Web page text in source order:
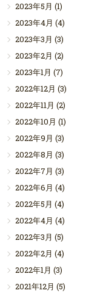
2023年5月 (1)
2023年4月 (4)
2023年3月 (3)
2023年2月 (2)
2023年1月 (7)
2022年12月 (3)
2022年11月 (2)
2022年10月 (1)
2022年9月 (3)
2022年8月 (3)
2022年7月 (3)
2022年6月 (4)
2022年5月 (4)
2022年4月 (4)
2022年3月 (5)
2022年2月 (4)
2022年1月 (3)
2021年12月 (5)